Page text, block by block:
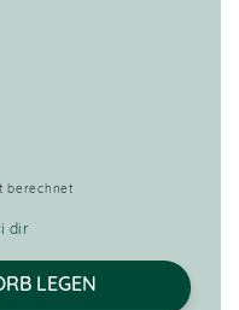
berechnet
dir
LEGEN